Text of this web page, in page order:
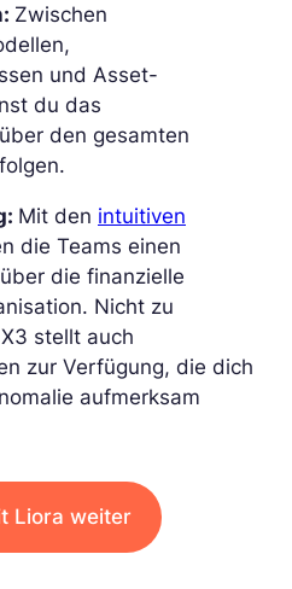
Zwischen
und Asset-
du das
den gesamten
Mit den intuitiven
die Teams einen
die finanzielle
Nicht zu
stellt auch
zur Verfügung, die dich
aufmerksam
Liora weiter